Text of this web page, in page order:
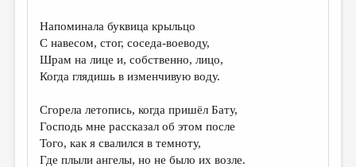
ИЗБРАННОЕ
ДАЙДЖЕСТ
ПЕРЕВОДЫ
КОНКУРСЫ
Напоминала буквица крыльцо
С навесом, стог, соседа-воеводу,
Шрам на лице и, собственно, лицо,
Когда глядишь в изменчивую воду.
Сгорела летопись, когда пришёл Бату,
Господь мне рассказал об этом после
Того, как я свалился в темноту,
Где плыли ангелы, но не было их возле.